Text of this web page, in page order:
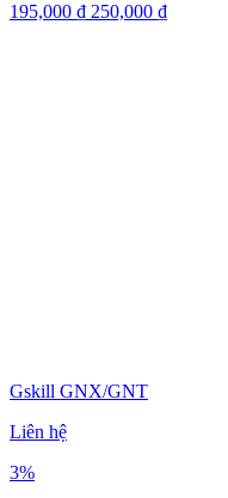
195,000 ₫ 250,000 ₫
Gskill GNX/GNT
Liên hệ
3%